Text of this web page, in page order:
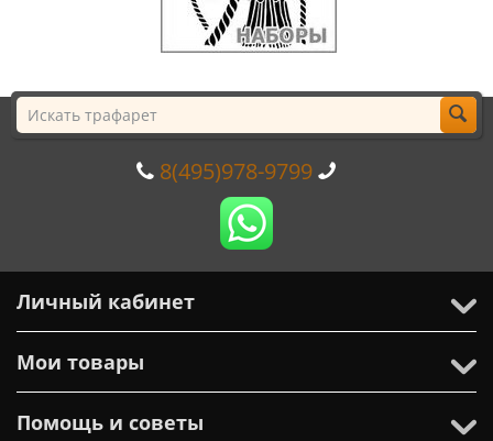
8(495)978-9799
Личный кабинет
Мои товары
Помощь и советы